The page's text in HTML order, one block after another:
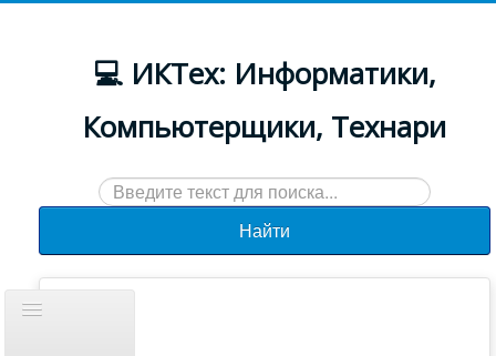
💻 ИКТех: Информатики,
Компьютерщики, Технари
Искать...
Найти